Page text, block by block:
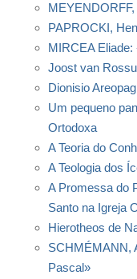
PAPROCKI,
MIRCEA
Joost van
Dionisio
Um pequeno
Ortodoxa
A Teoria do
A Teologia dos
A Promessa do
Santo na Igreja
Hierotheos de
SCHMÉMANN,
Pascal»